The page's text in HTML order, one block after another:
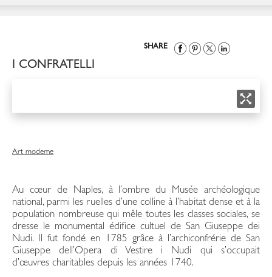
SHARE
I CONFRATELLI
Art moderne
Au cœur de Naples, à l’ombre du Musée archéologique
national, parmi les ruelles d’une colline à l’habitat dense et à la
population nombreuse qui mêle toutes les classes sociales, se
dresse le monumental édifice cultuel de San Giuseppe dei
Nudi. Il fut fondé en 1785 grâce à l’archiconfrérie de San
Giuseppe dell’Opera di Vestire i Nudi qui s’occupait
d’œuvres charitables depuis les années 1740.